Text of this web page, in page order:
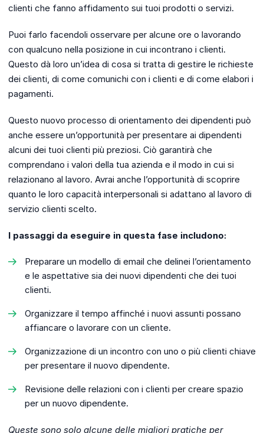
clienti che fanno affidamento sui tuoi prodotti o servizi.
Puoi farlo facendoli osservare per alcune ore o lavorando
con qualcuno nella posizione in cui incontrano i clienti.
Questo dà loro un’idea di cosa si tratta di gestire le richieste
dei clienti, di come comunichi con i clienti e di come elabori i
pagamenti.
Questo nuovo processo di orientamento dei dipendenti può
anche essere un’opportunità per presentare ai dipendenti
alcuni dei tuoi clienti più preziosi. Ciò garantirà che
comprendano i valori della tua azienda e il modo in cui si
relazionano al lavoro. Avrai anche l’opportunità di scoprire
quanto le loro capacità interpersonali si adattano al lavoro di
servizio clienti scelto.
I passaggi da eseguire in questa fase includono:
Preparare un modello di email che delinei l’orientamento
e le aspettative sia dei nuovi dipendenti che dei tuoi
clienti.
Organizzare il tempo affinché i nuovi assunti possano
affiancare o lavorare con un cliente.
Organizzazione di un incontro con uno o più clienti chiave
per presentare il nuovo dipendente.
Revisione delle relazioni con i clienti per creare spazio
per un nuovo dipendente.
Queste sono solo alcune delle migliori pratiche per